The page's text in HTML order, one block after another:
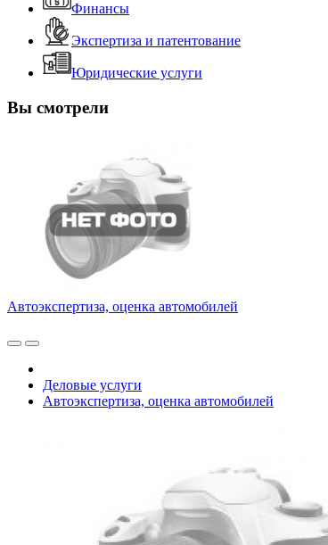
Финансы
Экспертиза и патентование
Юридические услуги
Вы смотрели
Автоэкспертиза, оценка автомобилей
Деловые услуги
Автоэкспертиза, оценка автомобилей